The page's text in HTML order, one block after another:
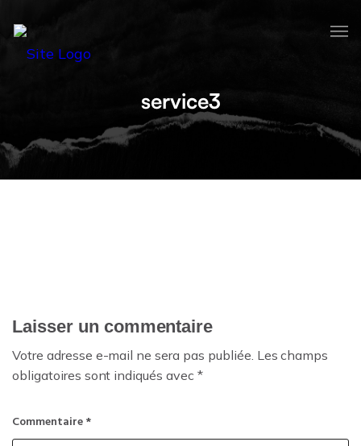
service3
Laisser un commentaire
Votre adresse e-mail ne sera pas publiée. Les champs
obligatoires sont indiqués avec *
Commentaire*